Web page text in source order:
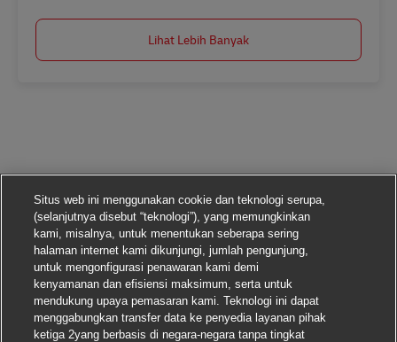
Lihat Lebih Banyak
Situs web ini menggunakan cookie dan teknologi serupa,
(selanjutnya disebut “teknologi”), yang memungkinkan
kami, misalnya, untuk menentukan seberapa sering
halaman internet kami dikunjungi, jumlah pengunjung,
untuk mengonfigurasi penawaran kami demi
kenyamanan dan efisiensi maksimum, serta untuk
mendukung upaya pemasaran kami. Teknologi ini dapat
menggabungkan transfer data ke penyedia layanan pihak
ketiga 2yang berbasis di negara-negara tanpa tingkat